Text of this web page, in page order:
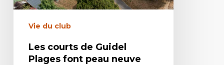
Vie du club
Les courts de Guidel
Plages font peau neuve